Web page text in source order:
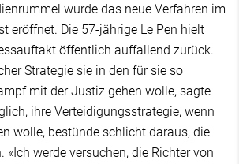
wurde das neue Verfahren im
eröffnet. Die 57-jährige Le Pen hielt
öffentlich auffallend zurück.
Strategie sie in den für sie so
mit der Justiz gehen wolle, sagte
ihre Verteidigungsstrategie, wenn
wolle, bestünde schlicht daraus, die
«Ich werde versuchen, die Richter von